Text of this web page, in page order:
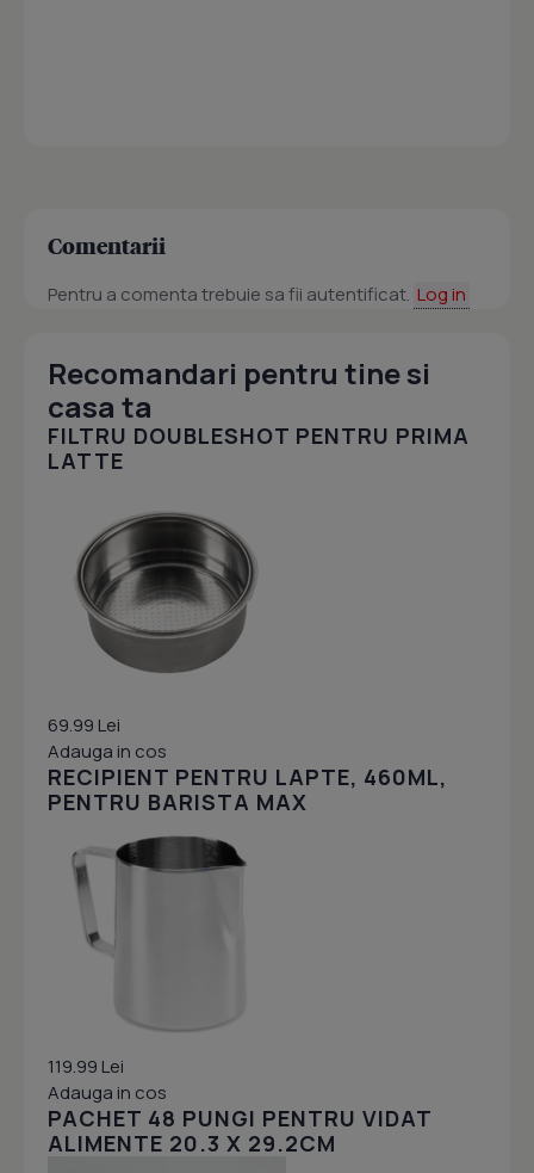
Comentarii
Pentru a comenta trebuie sa fii autentificat. Log in
Recomandari pentru tine si
casa ta
FILTRU DOUBLESHOT PENTRU PRIMA
LATTE
69.99 Lei
Adauga in cos
RECIPIENT PENTRU LAPTE, 460ML,
PENTRU BARISTA MAX
119.99 Lei
Adauga in cos
PACHET 48 PUNGI PENTRU VIDAT
ALIMENTE 20.3 X 29.2CM